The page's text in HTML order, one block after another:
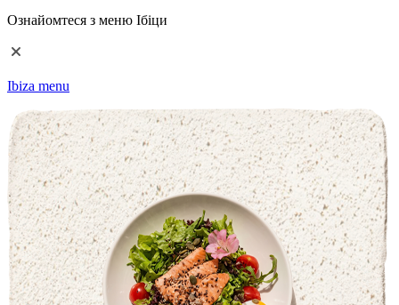
Ознайомтеся з меню Ібіци
Ibiza menu